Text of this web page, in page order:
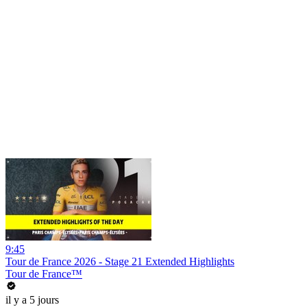
9:45
Tour de France 2026 - Stage 21 Extended Highlights
Tour de France™
il y a 5 jours